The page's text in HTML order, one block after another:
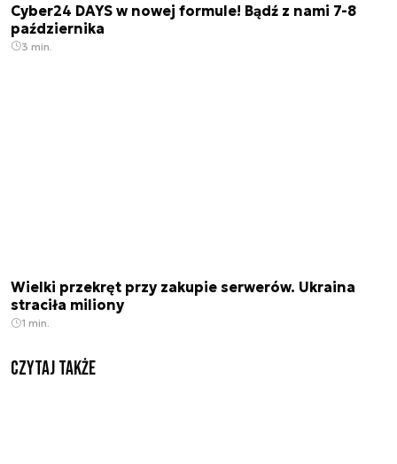
Cyber24 DAYS w nowej formule! Bądź z nami 7-8
października
3 min.
Wielki przekręt przy zakupie serwerów. Ukraina
straciła miliony
1 min.
Czytaj także